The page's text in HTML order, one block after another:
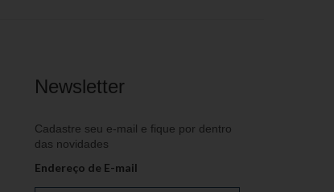
Newsletter
Cadastre seu e-mail e fique por dentro
das novidades
Endereço de E-mail